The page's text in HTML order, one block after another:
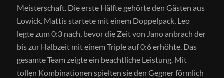
Meisterschaft. Die erste Hälfte gehörte den Gästen aus
Lowick. Mattis startete mit einem Doppelpack, Leo
legte zum 0:3 nach, bevor die Zeit von Jano anbrach der
bis zur Halbzeit mit einem Triple auf 0:6 erhöhte. Das
gesamte Team zeigte ein beachtliche Leistung. Mit
tollen Kombinationen spielten sie den Gegner förmlich